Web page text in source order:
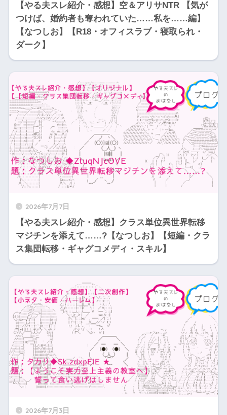
【やる夫スレ紹介・感想】空＆アリサNTR 【気が
つけば、婚約者も奪われていた……私を……編】
【なつしお】【R18・オフィスラブ・寝取られ・
ダーク】
2026年7月7日
【やる夫スレ紹介・感想】クラス単位異世界転移
マジチンを添えて……?【なつしお】【短編・クラ
ス集団転移・ギャグコメディ・スキル】
2026年7月3日